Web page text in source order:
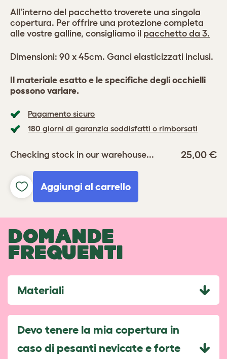
Pagamento sicuro
180 giorni di garanzia soddisfatti o rimborsati
Checking stock in our warehouse... 25,00 €
Aggiungi al carrello
All'interno del pacchetto troverete una singola
copertura. Per offrire una protezione completa
alle vostre galline, consigliamo il pacchetto da 3.
Dimensioni: 90 x 45cm. Ganci elasticizzati inclusi.
Il materiale esatto e le specifiche degli occhielli
possono variare.
DOMANDE
FREQUENTI
Materiali
Devo tenere la mia copertura in
caso di pesanti nevicate e forte